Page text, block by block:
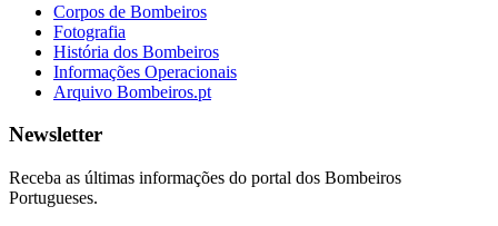
Corpos de Bombeiros
Fotografia
História dos Bombeiros
Informações Operacionais
Arquivo Bombeiros.pt
Newsletter
Receba as últimas informações do portal dos Bombeiros
Portugueses.